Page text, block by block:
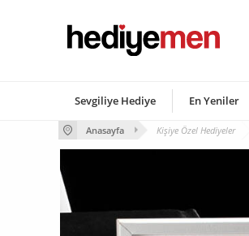
Sevgiliye Hediye En Yeniler
Anasayfa Kişiye Özel Hediyeler